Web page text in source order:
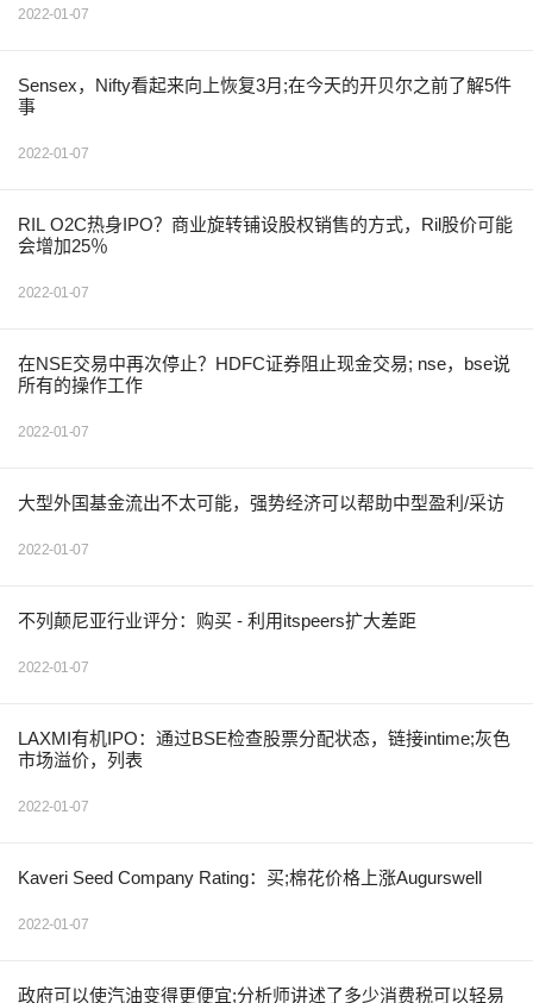
2022-01-07
Sensex，Nifty看起来向上恢复3月;在今天的开贝尔之前了解5件
事
2022-01-07
RIL O2C热身IPO？商业旋转铺设股权销售的方式，Ril股价可能
会增加25％
2022-01-07
在NSE交易中再次停止？HDFC证券阻止现金交易; nse，bse说
所有的操作工作
2022-01-07
大型外国基金流出不太可能，强势经济可以帮助中型盈利/采访
2022-01-07
不列颠尼亚行业评分：购买 - 利用itspeers扩大差距
2022-01-07
LAXMI有机IPO：通过BSE检查股票分配状态，链接intime;灰色
市场溢价，列表
2022-01-07
Kaveri Seed Company Rating：买;棉花价格上涨Augurswell
2022-01-07
政府可以使汽油变得更便宜;分析师讲述了多少消费税可以轻易